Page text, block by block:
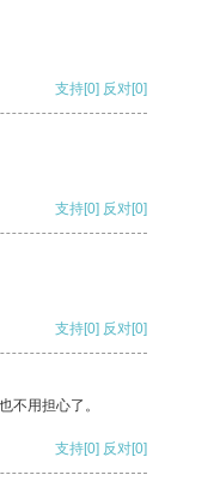
支持[0] 反对[0]
支持[0] 反对[0]
支持[0] 反对[0]
不用担心了。
支持[0] 反对[0]